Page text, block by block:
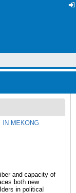
IN MEKONG
and capacity of
both new
in political